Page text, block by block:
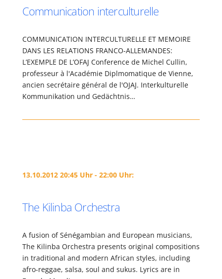
Communication interculturelle
COMMUNICATION INTERCULTURELLE ET MEMOIRE
DANS LES RELATIONS FRANCO-ALLEMANDES:
L’EXEMPLE DE L’OFAJ Conference de Michel Cullin,
professeur à l'Académie Diplmomatique de Vienne,
ancien secrétaire général de l'OJAJ. Interkulturelle
Kommunikation und Gedächtnis…
13.10.2012 20:45 Uhr - 22:00 Uhr:
The Kilinba Orchestra
A fusion of Sénégambian and European musicians,
The Kilinba Orchestra presents original compositions
in traditional and modern African styles, including
afro-reggae, salsa, soul and sukus. Lyrics are in